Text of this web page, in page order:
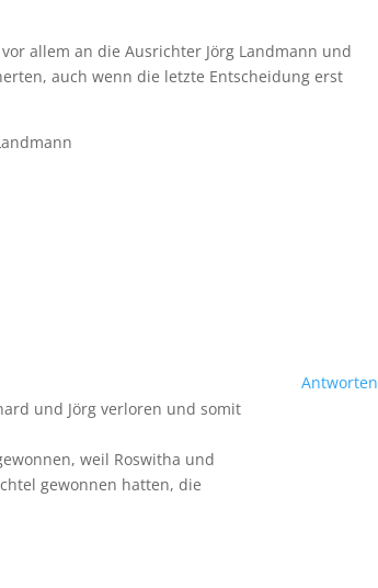
allem an die Ausrichter Jörg Landmann und
auch wenn die letzte Entscheidung erst
und Jörg verloren und somit
weil Roswitha und
gewonnen hatten, die
Antworten